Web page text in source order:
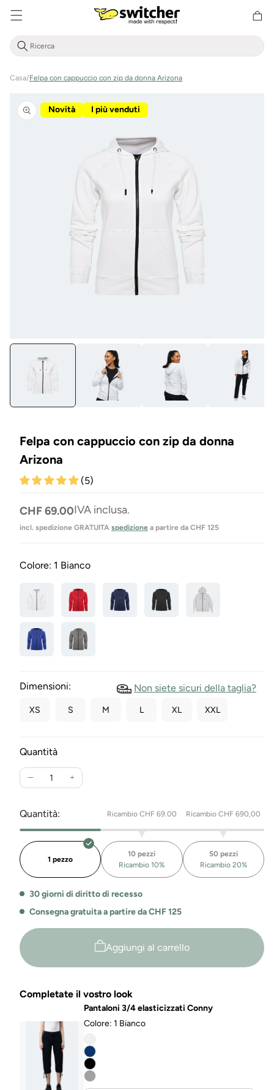
Direttamente
al contenuto
della
Casa/Felpa con cappuccio con zip da donna Arizona
Novità I più venduti
informazioni
sul prodotto
Aprire
Felpa con cappuccio con zip da donna
Arizona
(5)
Prezzo
normale
CHF 69.00IVA inclusa.
incl. spedizione GRATUITA spedizione a partire da CHF 125
Colore: 1 Bianco
Dimensioni: Non siete sicuri della taglia?
XS S M L XL XXL
Quantità
Ridurre
quantità
per
la
felpa
cappuccio
zip
biologica
Aumentare
quantità
la
felpa
con
da
donna
Quantità: Ricambio CHF 69.00 Ricambio CHF 690,00
1 pezzo
10 pezzi
Ricambio 10%
50 pezzi
Ricambio 20%
30 giorni di diritto di recesso
Consegna gratuita a partire da CHF 125
Aggiungi al carrello
Completate il vostro look
Pantaloni 3/4 elasticizzati Conny
Colore: 1 Bianco